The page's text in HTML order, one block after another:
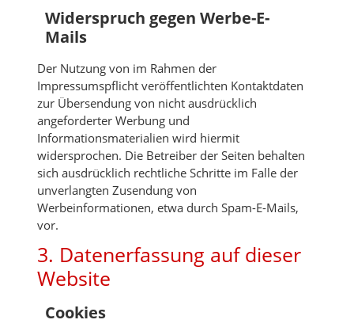
Widerspruch gegen Werbe-E-
Mails
Der Nutzung von im Rahmen der
Impressumspflicht veröffentlichten Kontaktdaten
zur Übersendung von nicht ausdrücklich
angeforderter Werbung und
Informationsmaterialien wird hiermit
widersprochen. Die Betreiber der Seiten behalten
sich ausdrücklich rechtliche Schritte im Falle der
unverlangten Zusendung von
Werbeinformationen, etwa durch Spam-E-Mails,
vor.
3. Datenerfassung auf dieser
Website
Cookies